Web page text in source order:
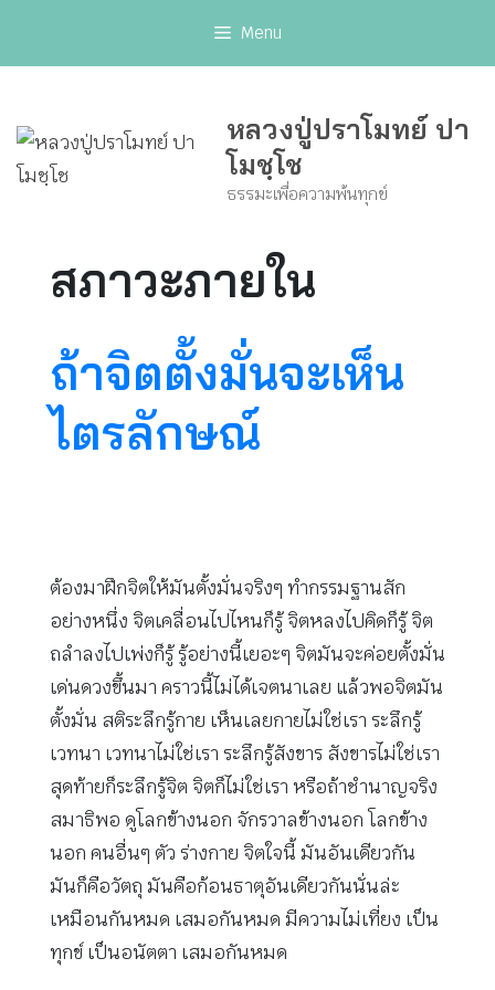
Menu
หลวงปู่ปราโมทย์ ปา
โมชฺโช
ธรรมะเพื่อความพ้นทุกข์
สภาวะภายใน
ถ้าจิตตั้งมั่นจะเห็น
ไตรลักษณ์
ต้องมาฝึกจิตให้มันตั้งมั่นจริงๆ ทำกรรมฐานสัก
อย่างหนึ่ง จิตเคลื่อนไปไหนก็รู้ จิตหลงไปคิดก็รู้ จิต
ถลำลงไปเพ่งก็รู้ รู้อย่างนี้เยอะๆ จิตมันจะค่อยตั้งมั่น
เด่นดวงขึ้นมา คราวนี้ไม่ได้เจตนาเลย แล้วพอจิตมัน
ตั้งมั่น สติระลึกรู้กาย เห็นเลยกายไม่ใช่เรา ระลึกรู้
เวทนา เวทนาไม่ใช่เรา ระลึกรู้สังขาร สังขารไม่ใช่เรา
สุดท้ายก็ระลึกรู้จิต จิตก็ไม่ใช่เรา หรือถ้าชำนาญจริง
สมาธิพอ ดูโลกข้างนอก จักรวาลข้างนอก โลกข้าง
นอก คนอื่นๆ ตัว ร่างกาย จิตใจนี้ มันอันเดียวกัน
มันก็คือวัตถุ มันคือก้อนธาตุอันเดียวกันนั่นล่ะ
เหมือนกันหมด เสมอกันหมด มีความไม่เที่ยง เป็น
ทุกข์ เป็นอนัตตา เสมอกันหมด